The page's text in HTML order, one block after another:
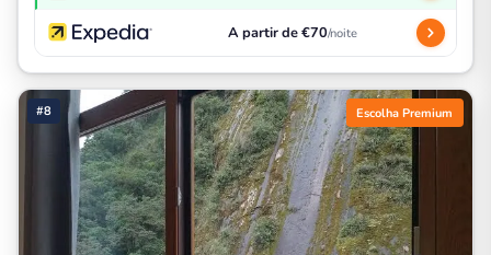
A partir de €70/noite
#8 Escolha Premium